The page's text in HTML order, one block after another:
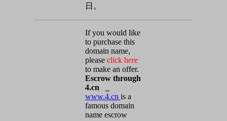
日。
If you would like
to purchase this
domain name,
please click here
to make an offer.
Escrow through
4.cn _
www.4.cn is a
famous domain
name escrow